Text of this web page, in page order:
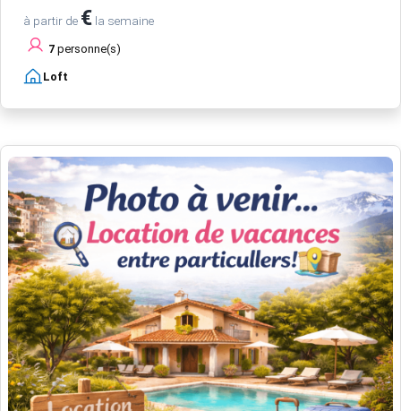
à partir de € la semaine
7 personne(s)
Loft